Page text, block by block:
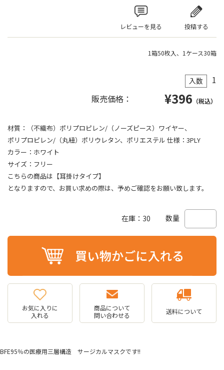
レビューを見る 投稿する
1箱50枚入、1ケース30箱
入数
1
販売価格：
¥396 （税込）
材質：（不織布）ポリプロピレン/（ノーズピース）ワイヤー、
ポリプロピレン/（丸紐）ポリウレタン、ポリエステル 仕様：3PLY
カラー：ホワイト
サイズ：フリー
こちらの商品は【耳掛けタイプ】
となりますので、お買い求めの際は、予めご確認をお願い致します。
在庫：30 数量
お気に入りに
入れる
商品について
問い合わせる
送料について
BFE95％の医療用三層構造 サージカルマスクです!!